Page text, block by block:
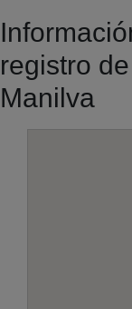
registro
Manilva